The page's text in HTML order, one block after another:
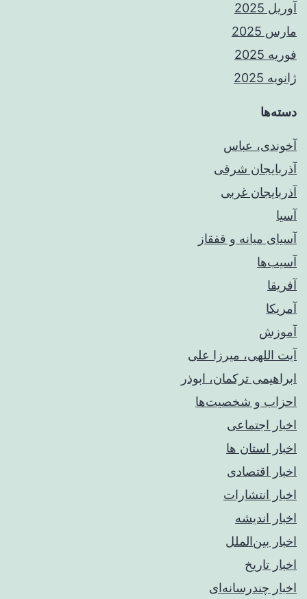
آوریل 2025
مارس 2025
فوریه 2025
ژانویه 2025
دسته‌ها
آخوندی، عباس
آذربایجان شرقی
آذربایجان غربی
آسیا
آسیای میانه و قفقاز
آسیب‌ها
آفریقا
آمریکا
آموزش
آیت اللهی، میرزا علی
ابراهیمی ترکمان، ابوذر
احزاب و شخصیت‌ها
اخبار اجتماعی
اخبار استان ها
اخبار اقتصادی
اخبار انتشارات
اخبار اندیشه
اخبار بین‌الملل
اخبار تاریخ
اخبار چندرسانه‌ای